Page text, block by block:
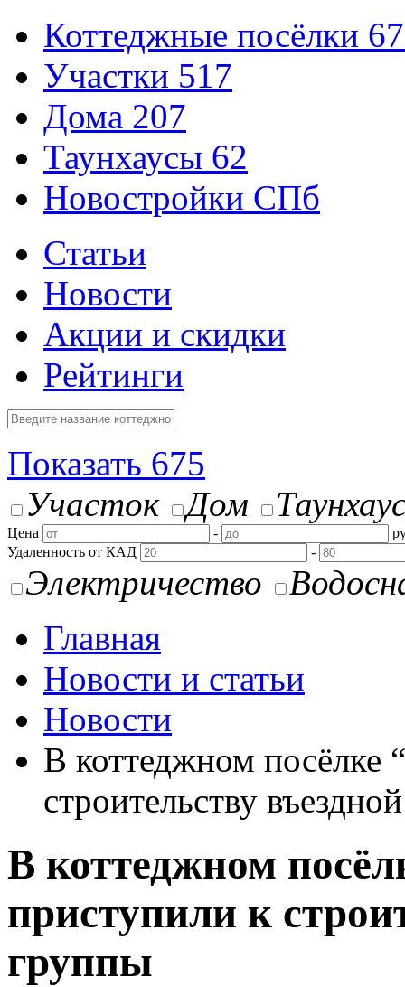
Коттеджные посёлки
Участки 517
Дома 207
Таунхаусы 62
Новостройки СПб
Статьи
Новости
Акции и скидки
Рейтинги
Показать 675
Участок
Дом
Цена -
Удаленность от КАД
-
Электричество
Главная
Новости и статьи
Новости
В коттеджном посёлке
строительству
В коттеджном
приступили к
группы